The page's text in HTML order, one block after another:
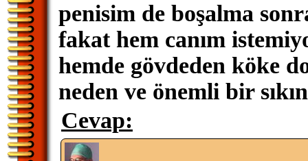
penisim de boşalma
fakat hem canım
hemde gövdeden köke
neden ve önemli bir
Cevap: